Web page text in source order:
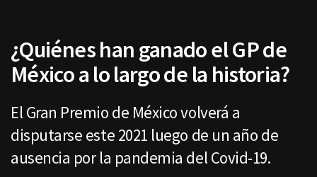
¿Quiénes han ganado el GP de
México a lo largo de la historia?
El Gran Premio de México volverá a
disputarse este 2021 luego de un año de
ausencia por la pandemia del Covid-19.